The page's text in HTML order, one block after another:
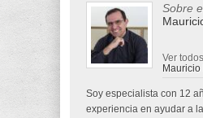
Sobre
Ver
Mauricio
Soy especialista con 12
experiencia en ayudar a